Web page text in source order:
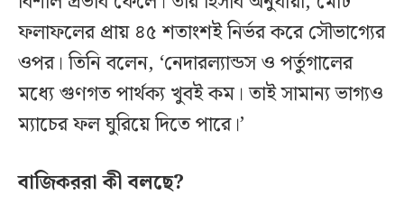
ফলাফলের প্রায় ৪৫ শতাংশই নির্ভর করে সৌভাগ্যের
ওপর। তিনি বলেন, ‘নেদারল্যান্ডস ও পর্তুগালের
মধ্যে গুণগত পার্থক্য খুবই কম। তাই সামান্য ভাগ্যও
ম্যাচের ফল ঘুরিয়ে দিতে পারে।’
বাজিকররা কী বলছে?